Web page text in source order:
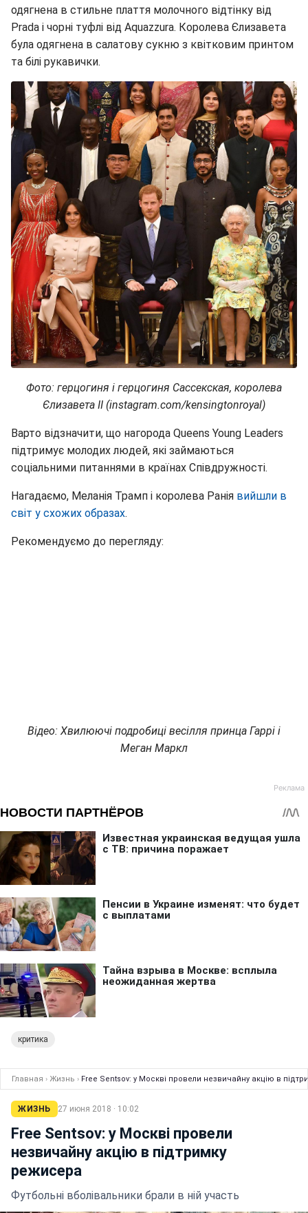
одягнена в стильне плаття молочного відтінку від
Prada і чорні туфлі від Aquazzura. Королева Єлизавета
була одягнена в салатову сукню з квітковим принтом
та білі рукавички.
Фото: герцогиня і герцогиня Сассекская, королева
Єлизавета II (instagram.com/kensingtonroyal)
Варто відзначити, що нагорода Queens Young Leaders
підтримує молодих людей, які займаються
соціальними питаннями в країнах Співдружності.
Нагадаємо, Меланія Трамп і королева Ранія вийшли в
світ у схожих образах.
Рекомендуємо до перегляду:
Відео: Хвилюючі подробиці весілля принца Гаррі і
Меган Маркл
критика
Главная › Жизнь › Free Sentsov: у Москві провели незвичайну акцію в
ЖИЗНЬ 27 июня 2018 · 10:02
Free Sentsov: у Москві провели
незвичайну акцію в підтримку
режисера
Футбольні вболівальники брали в ній участь